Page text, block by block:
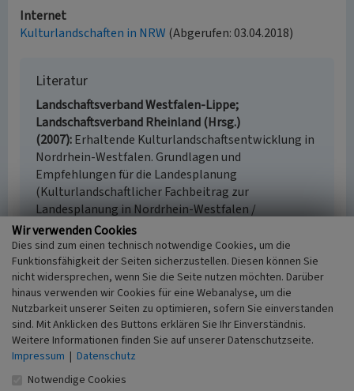
Internet
Kulturlandschaften in NRW (Abgerufen: 03.04.2018)
Literatur
Landschaftsverband Westfalen-Lippe;
Landschaftsverband Rheinland (Hrsg.)
(2007) Erhaltende Kulturlandschaftsentwicklung in
Nordrhein-Westfalen. Grundlagen und
Empfehlungen für die Landesplanung
(Kulturlandschaftlicher Fachbeitrag zur
Landesplanung in Nordrhein-Westfalen /
Fachgutachten zum Kulturellen Erbe in der
Landesplanung. S. 77, Münster u. Köln. Online
verfügbar:www.lvr.de, Kulturlandschaftlicher
Fachbeitrag 2007, abgerufen am 13.10.2025
Bedeutsamer Kulturlandschaftsbereich
Hebewerk Henrichenburg, Wesel-Datteln-Kanal
(KLB 14.02)
Wir verwenden Cookies
Dies sind zum einen technisch notwendige Cookies, um die
Funktionsfähigkeit der Seiten sicherzustellen. Diesen können Sie
nicht widersprechen, wenn Sie die Seite nutzen möchten. Darüber
hinaus verwenden wir Cookies für eine Webanalyse, um die
Nutzbarkeit unserer Seiten zu optimieren, sofern Sie einverstanden
sind. Mit Anklicken des Buttons erklären Sie Ihr Einverständnis.
Weitere Informationen finden Sie auf unserer Datenschutzseite.
Impressum | Datenschutz
Notwendige Cookies